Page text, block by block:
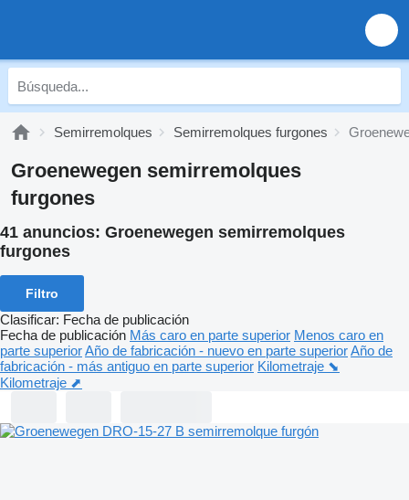
Semirremolques Semirremolques furgones
Groenewegen semirremolques
furgones
41 anuncios: Groenewegen semirremolques
furgones
Filtro
Clasificar: Fecha de publicación
Fecha de publicación Más caro en parte superior Menos caro en
parte superiorAño de fabricación - nuevo en parte superiorAño de
fabricación - más antiguo en parte superior Kilometraje ⬊
Kilometraje ⬈